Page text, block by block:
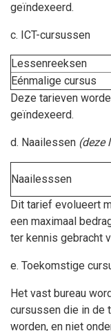
geïndexeerd.
c. ICT-cursussen
Lessenreeksen
Eénmalige cursus
Deze tarieven
geïndexeerd.
d. Naailessen (deze
Naailesssen
Dit tarief evolueert
een maximaal
ter kennis gebracht
e. Toekomstige
Het vast bureau
cursussen die in de
worden, en niet